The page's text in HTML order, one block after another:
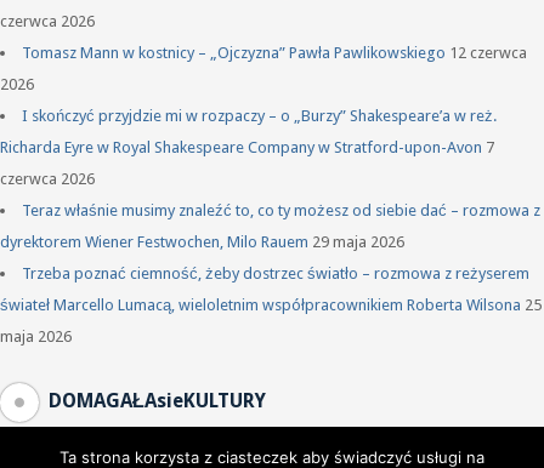
czerwca 2026
Tomasz Mann w kostnicy – „Ojczyzna” Pawła Pawlikowskiego 12 czerwca
2026
I skończyć przyjdzie mi w rozpaczy – o „Burzy” Shakespeare’a w reż.
Richarda Eyre w Royal Shakespeare Company w Stratford-upon-Avon 7
czerwca 2026
Teraz właśnie musimy znaleźć to, co ty możesz od siebie dać – rozmowa z
dyrektorem Wiener Festwochen, Milo Rauem 29 maja 2026
Trzeba poznać ciemność, żeby dostrzec światło – rozmowa z reżyserem
świateł Marcello Lumacą, wieloletnim współpracownikiem Roberta Wilsona 25
maja 2026
DOMAGAŁAsieKULTURY
Ta strona korzysta z ciasteczek aby świadczyć usługi na